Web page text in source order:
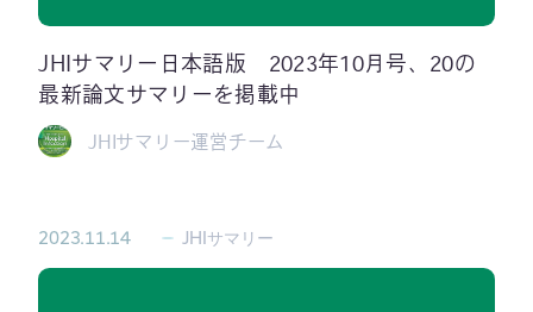
JHIサマリー日本語版 2023年10月号、20の
最新論文サマリーを掲載中
JHIサマリー運営チーム
2023.11.14 JHIサマリー